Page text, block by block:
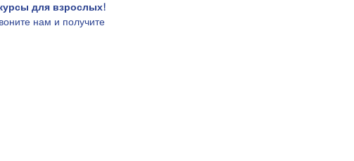
для взрослых!
нам и получите